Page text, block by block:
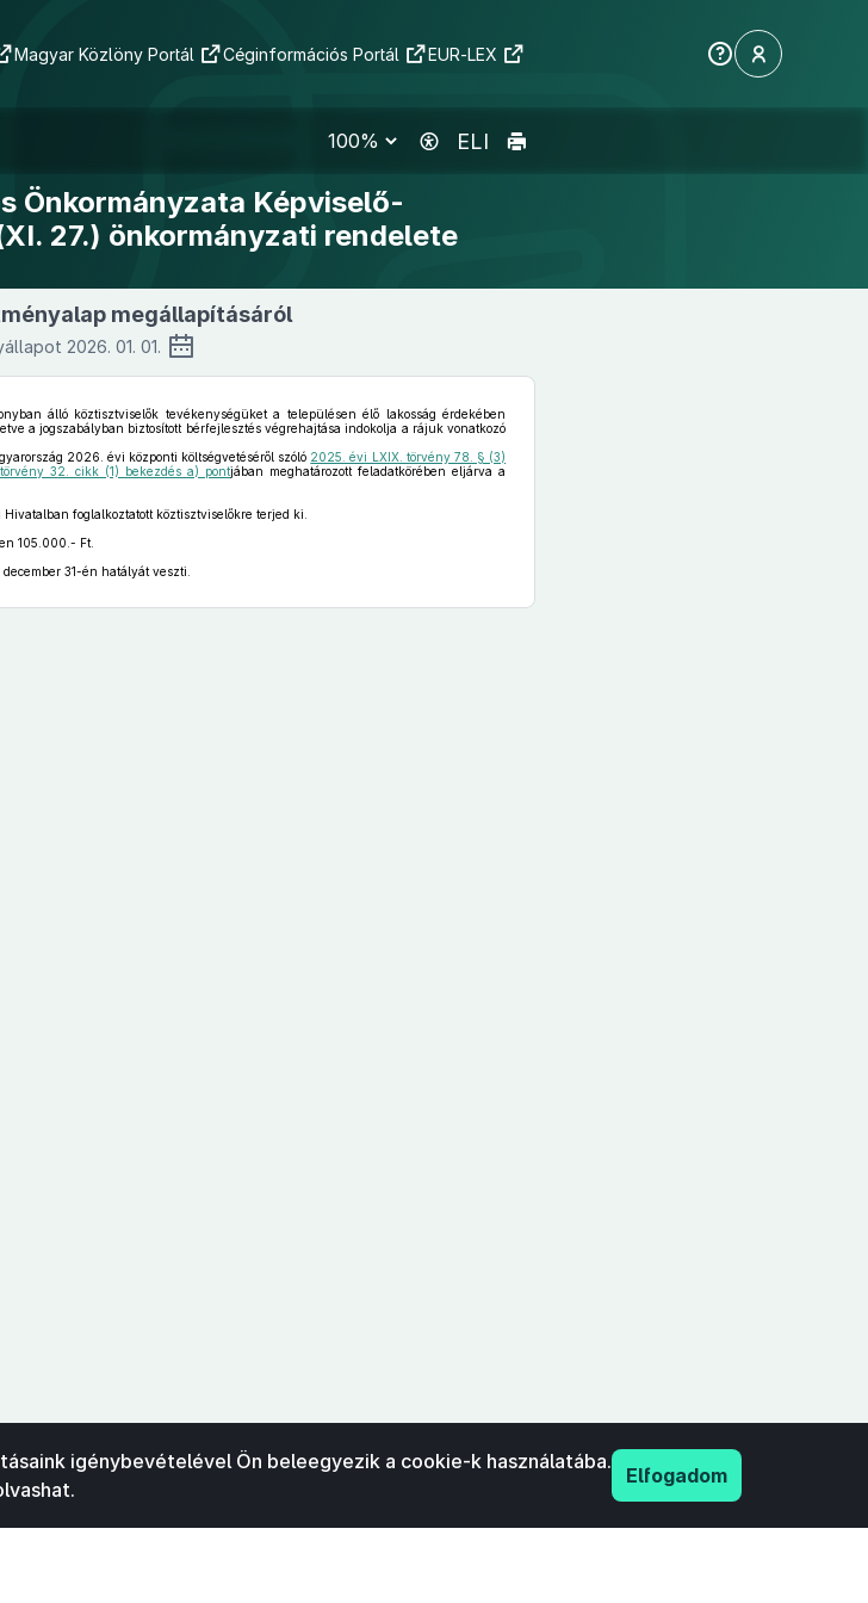
Magyar Közlöny Portál Céginformációs Portál EUR-LEX
ELI
Önkormányzata Képviselő-
27.) önkormányzati rendelete
megállapításáról
2026. 01. 01.
álló köztisztviselők tevékenységüket a településen élő lakosság érdekében
a jogszabályban biztosított bérfejlesztés végrehajtása indokolja a rájuk vonatkozó
2026. évi központi költségvetéséről szóló 2025. évi LXIX. törvény 78. § (3)
32. cikk (1) bekezdés a) pontjában meghatározott feladatkörében eljárva a
foglalkoztatott köztisztviselőkre terjed ki.
105.000.- Ft.
31-én hatályát veszti.
igénybevételével Ön beleegyezik a cookie-k használatába.
Elfogadom